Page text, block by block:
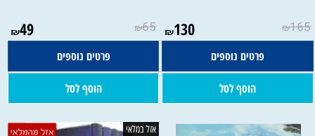
₪165
₪130
פרטים נוספים
הוסף לסל
₪65
₪49
פרטים נוספים
הוסף לסל
אזל במלאי